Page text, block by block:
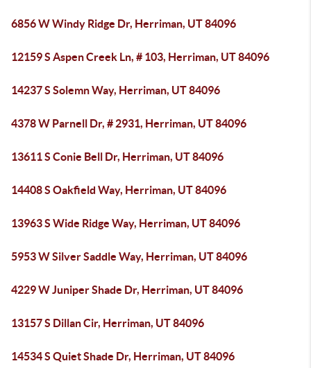
6856 W Windy Ridge Dr, Herriman, UT 84096
12159 S Aspen Creek Ln, # 103, Herriman, UT 84096
14237 S Solemn Way, Herriman, UT 84096
4378 W Parnell Dr, # 2931, Herriman, UT 84096
13611 S Conie Bell Dr, Herriman, UT 84096
14408 S Oakfield Way, Herriman, UT 84096
13963 S Wide Ridge Way, Herriman, UT 84096
5953 W Silver Saddle Way, Herriman, UT 84096
4229 W Juniper Shade Dr, Herriman, UT 84096
13157 S Dillan Cir, Herriman, UT 84096
14534 S Quiet Shade Dr, Herriman, UT 84096